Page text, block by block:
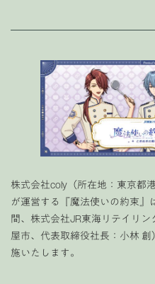
株式会社coly（所在地：東京都
が運営する『魔法使いの約束』
間、株式会社JR東海リテイリ
屋市、代表取締役社長：小林
施いたします。